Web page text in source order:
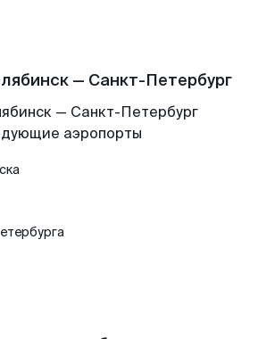
— Санкт-Петербург
— Санкт-Петербург
аэропорты